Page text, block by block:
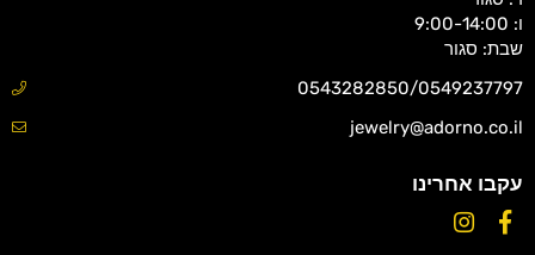
ו: 9:00-14:00
שבת: סגור
0543282850/0549237797
jewelry@adorno.co.il
עקבו אחרינו
Facebook
Instagram